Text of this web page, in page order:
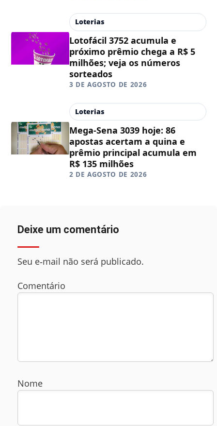
Loterias
Lotofácil 3752 acumula e
próximo prêmio chega a R$ 5
milhões; veja os números
sorteados
3 DE AGOSTO DE 2026
Loterias
Mega-Sena 3039 hoje: 86
apostas acertam a quina e
prêmio principal acumula em
R$ 135 milhões
2 DE AGOSTO DE 2026
Deixe um comentário
Seu e‑mail não será publicado.
Comentário
Nome